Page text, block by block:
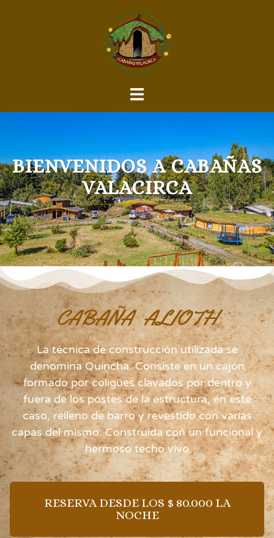
BIENVENIDOS A CABAÑAS
VALACIRCA
CABAÑA ALIOTH
La técnica de construcción utilizada se
denomina Quincha. Consiste en un cajón
formado por coligües clavados por dentro y
fuera de los postes de la estructura, en este
caso, relleno de barro y revestido con varias
capas del mismo. Construida con un funcional y
hermoso techo vivo
RESERVA DESDE LOS $ 80.000 LA
NOCHE